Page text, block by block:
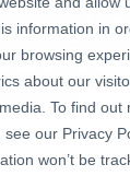
information in
browsing
about our
To find out
our Privacy
won’t be
Infrastructure
Île-de-France